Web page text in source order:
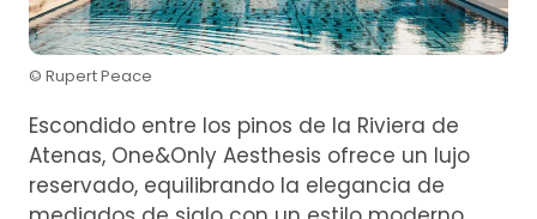
© Rupert Peace
Escondido entre los pinos de la Riviera de
Atenas, One&Only Aesthesis ofrece un lujo
reservado, equilibrando la elegancia de